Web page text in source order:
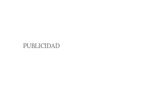
PUBLICIDAD